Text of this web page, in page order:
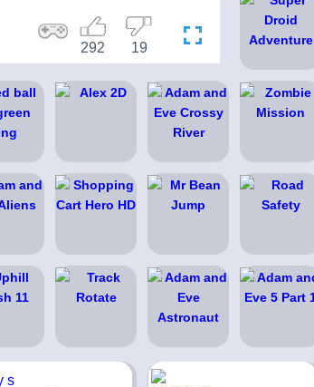
19
292